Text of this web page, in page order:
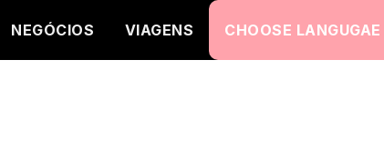
NEGÓCIOS VIAGENS CHOOSE LANGUGAE